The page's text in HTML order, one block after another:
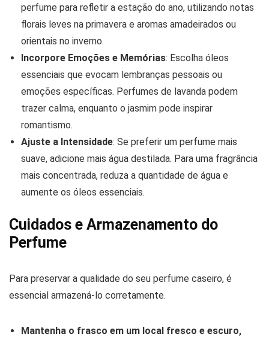
perfume para refletir a estação do ano, utilizando notas
florais leves na primavera e aromas amadeirados ou
orientais no inverno.
Incorpore Emoções e Memórias: Escolha óleos
essenciais que evocam lembranças pessoais ou
emoções específicas. Perfumes de lavanda podem
trazer calma, enquanto o jasmim pode inspirar
romantismo.
Ajuste a Intensidade: Se preferir um perfume mais
suave, adicione mais água destilada. Para uma fragrância
mais concentrada, reduza a quantidade de água e
aumente os óleos essenciais.
Cuidados e Armazenamento do
Perfume
Para preservar a qualidade do seu perfume caseiro, é
essencial armazená-lo corretamente.
Mantenha o frasco em um local fresco e escuro,